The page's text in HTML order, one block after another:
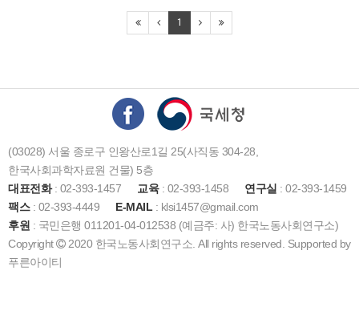
1
(03028) 서울 종로구 인왕산로1길 25(사직동 304-28,
한국사회과학자료원 건물) 5층
대표전화: 02-393-1457 교육: 02-393-1458 연구실 : 02-393-1459
팩스: 02-393-4449 E-MAIL : klsi1457@gmail.com
후원 : 국민은행 011201-04-012538 (예금주: 사) 한국노동사회연구소)
Copyright
2020 한국노동사회연구소. All rights reserved. Supported by
푸른아이티